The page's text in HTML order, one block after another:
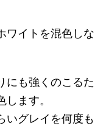
ワイトを混色しな
にも強くのこるた
ます。
いグレイを何度も